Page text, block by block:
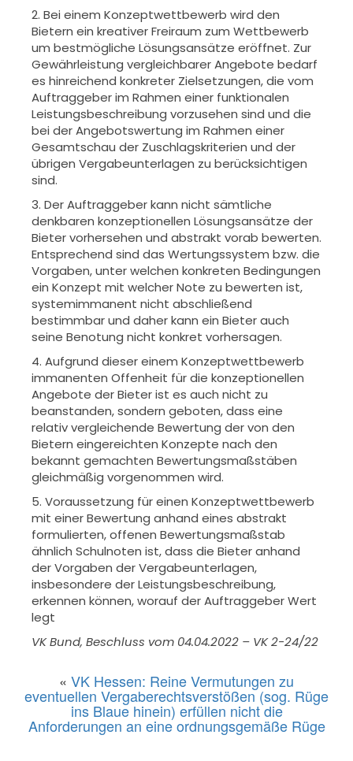
2. Bei einem Konzeptwettbewerb wird den
Bietern ein kreativer Freiraum zum Wettbewerb
um bestmögliche Lösungsansätze eröffnet. Zur
Gewährleistung vergleichbarer Angebote bedarf
es hinreichend konkreter Zielsetzungen, die vom
Auftraggeber im Rahmen einer funktionalen
Leistungsbeschreibung vorzusehen sind und die
bei der Angebotswertung im Rahmen einer
Gesamtschau der Zuschlagskriterien und der
übrigen Vergabeunterlagen zu berücksichtigen
sind.
3. Der Auftraggeber kann nicht sämtliche
denkbaren konzeptionellen Lösungsansätze der
Bieter vorhersehen und abstrakt vorab bewerten.
Entsprechend sind das Wertungssystem bzw. die
Vorgaben, unter welchen konkreten Bedingungen
ein Konzept mit welcher Note zu bewerten ist,
systemimmanent nicht abschließend
bestimmbar und daher kann ein Bieter auch
seine Benotung nicht konkret vorhersagen.
4. Aufgrund dieser einem Konzeptwettbewerb
immanenten Offenheit für die konzeptionellen
Angebote der Bieter ist es auch nicht zu
beanstanden, sondern geboten, dass eine
relativ vergleichende Bewertung der von den
Bietern eingereichten Konzepte nach den
bekannt gemachten Bewertungsmaßstäben
gleichmäßig vorgenommen wird.
5. Voraussetzung für einen Konzeptwettbewerb
mit einer Bewertung anhand eines abstrakt
formulierten, offenen Bewertungsmaßstab
ähnlich Schulnoten ist, dass die Bieter anhand
der Vorgaben der Vergabeunterlagen,
insbesondere der Leistungsbeschreibung,
erkennen können, worauf der Auftraggeber Wert
legt
VK Bund, Beschluss vom 04.04.2022 – VK 2-24/22
« VK Hessen: Reine Vermutungen zu
eventuellen Vergaberechtsverstößen (sog. Rüge
ins Blaue hinein) erfüllen nicht die
Anforderungen an eine ordnungsgemäße Rüge